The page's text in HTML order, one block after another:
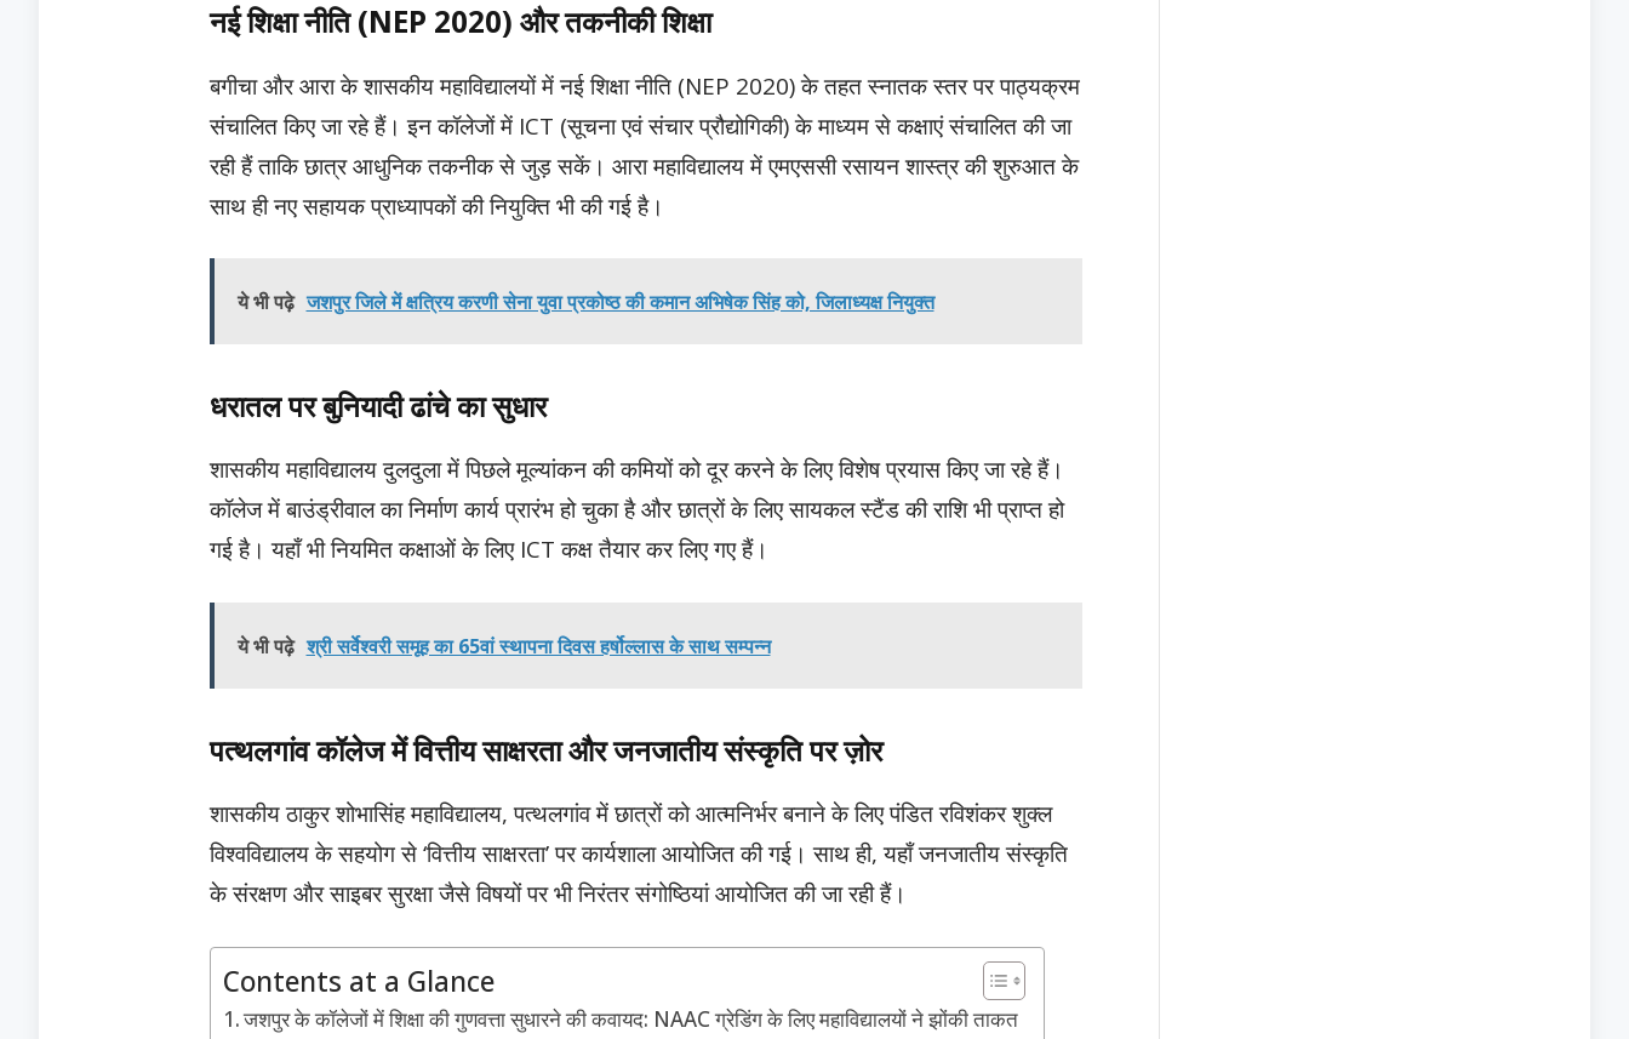
नई शिक्षा नीति (NEP 2020) और तकनीकी शिक्षा
बगीचा और आरा के शासकीय महाविद्यालयों में नई शिक्षा नीति (NEP 2020) के तहत स्नातक स्तर पर पाठ्यक्रम
संचालित किए जा रहे हैं। इन कॉलेजों में ICT (सूचना एवं संचार प्रौद्योगिकी) के माध्यम से कक्षाएं संचालित की जा
रही हैं ताकि छात्र आधुनिक तकनीक से जुड़ सकें। आरा महाविद्यालय में एमएससी रसायन शास्त्र की शुरुआत के
साथ ही नए सहायक प्राध्यापकों की नियुक्ति भी की गई है।
ये भी पढ़े जशपुर जिले में क्षत्रिय करणी सेना युवा प्रकोष्ठ की कमान अभिषेक सिंह को, जिलाध्यक्ष नियुक्त
धरातल पर बुनियादी ढांचे का सुधार
शासकीय महाविद्यालय दुलदुला में पिछले मूल्यांकन की कमियों को दूर करने के लिए विशेष प्रयास किए जा रहे हैं।
कॉलेज में बाउंड्रीवाल का निर्माण कार्य प्रारंभ हो चुका है और छात्रों के लिए सायकल स्टैंड की राशि भी प्राप्त हो
गई है। यहाँ भी नियमित कक्षाओं के लिए ICT कक्ष तैयार कर लिए गए हैं।
ये भी पढ़े श्री सर्वेश्वरी समूह का 65वां स्थापना दिवस हर्षोल्लास के साथ सम्पन्न
पत्थलगांव कॉलेज में वित्तीय साक्षरता और जनजातीय संस्कृति पर ज़ोर
शासकीय ठाकुर शोभासिंह महाविद्यालय, पत्थलगांव में छात्रों को आत्मनिर्भर बनाने के लिए पंडित रविशंकर शुक्ल
विश्वविद्यालय के सहयोग से ‘वित्तीय साक्षरता’ पर कार्यशाला आयोजित की गई। साथ ही, यहाँ जनजातीय संस्कृति
के संरक्षण और साइबर सुरक्षा जैसे विषयों पर भी निरंतर संगोष्ठियां आयोजित की जा रही हैं।
Contents at a Glance
जशपुर के कॉलेजों में शिक्षा की गुणवत्ता सुधारने की कवायद: NAAC ग्रेडिंग के लिए महाविद्यालयों ने झोंकी ताकत